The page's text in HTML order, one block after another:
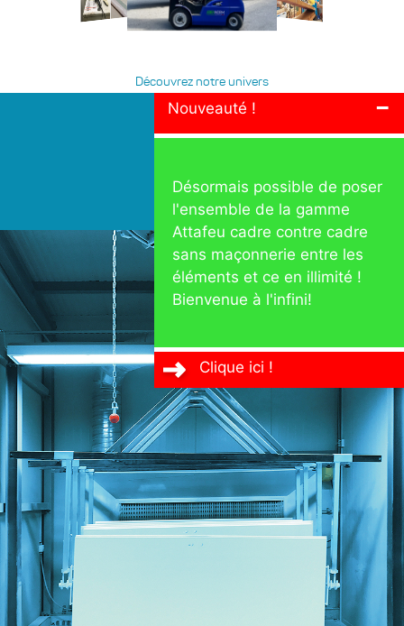
Découvrez notre univers
Nouveauté ! -
Désormais possible de poser
l'ensemble de la gamme
Attafeu cadre contre cadre
sans maçonnerie entre les
éléments et ce en illimité !
Bienvenue à l'infini!
Clique ici !